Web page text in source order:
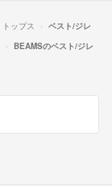
トップス
ベスト/ジレ
BEAMSのベスト/ジレ